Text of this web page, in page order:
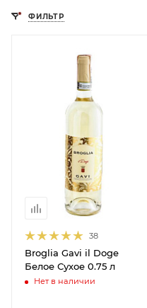
ФИЛЬТР
38
Broglia Gavi il Doge
Белое Сухое 0.75 л
Нет в наличии